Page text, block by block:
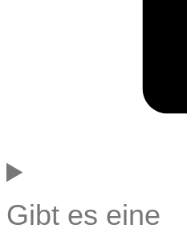
Gibt es eine